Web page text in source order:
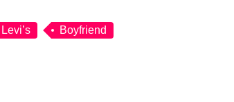
Levi’s Boyfriend